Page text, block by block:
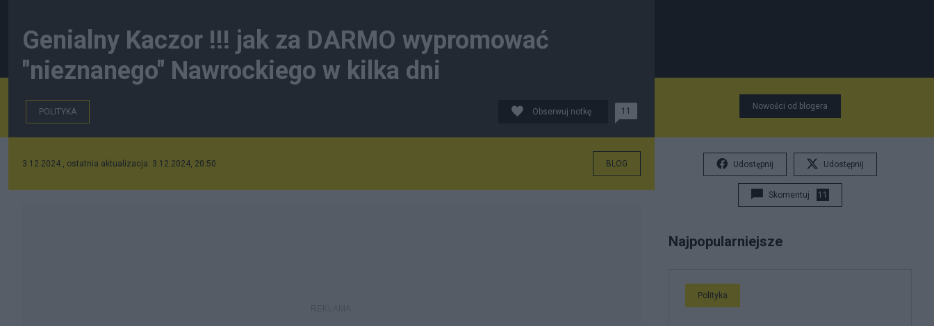
Genialny Kaczor !!! jak za DARMO wypromować
"nieznanego" Nawrockiego w kilka dni
POLITYKA Obserwuj notkę 11
3.12.2024 , ostatnia aktualizacja: 3.12.2024, 20:50 BLOG
Nowości od blogera
Udostępnij Udostępnij
Skomentuj 11
Najpopularniejsze
Polityka